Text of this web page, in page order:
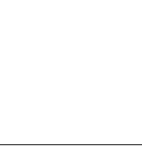
FC-R7100,